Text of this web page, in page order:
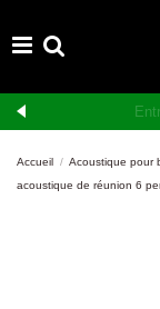
Livraison
Accueil Acoustique pour
acoustique de réunion 6